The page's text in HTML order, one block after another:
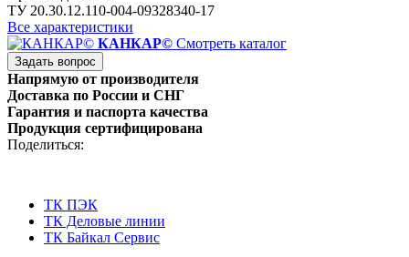
ТУ 20.30.12.110-004-09328340-17
Все характеристики
КАНКАР© Смотреть каталог
Задать вопрос
Напрямую от производителя
Доставка по России и СНГ
Гарантия и паспорта качества
Продукция сертифицирована
Поделиться:
ТК ПЭК
ТК Деловые линии
ТК Байкал Сервис